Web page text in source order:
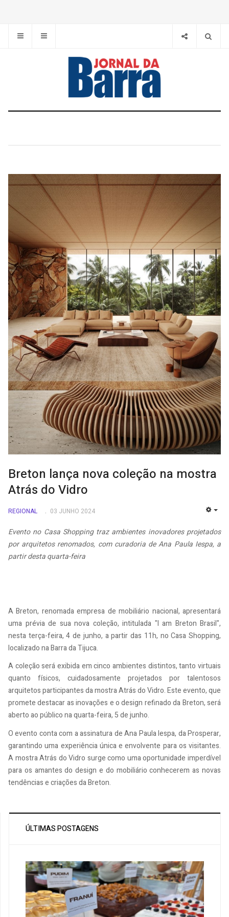
Breton lança nova coleção na mostra
Atrás do Vidro
REGIONAL 03 JUNHO 2024
Evento no Casa Shopping traz ambientes inovadores projetados
por arquitetos renomados, com curadoria de Ana Paula Iespa, a
partir desta quarta-feira
A Breton, renomada empresa de mobiliário nacional, apresentará
uma prévia de sua nova coleção, intitulada "I am Breton Brasil",
nesta terça-feira, 4 de junho, a partir das 11h, no Casa Shopping,
localizado na Barra da Tijuca.
A coleção será exibida em cinco ambientes distintos, tanto virtuais
quanto físicos, cuidadosamente projetados por talentosos
arquitetos participantes da mostra Atrás do Vidro. Este evento, que
promete destacar as inovações e o design refinado da Breton, será
aberto ao público na quarta-feira, 5 de junho.
O evento conta com a assinatura de Ana Paula Iespa, da Prosperar,
garantindo uma experiência única e envolvente para os visitantes.
A mostra Atrás do Vidro surge como uma oportunidade imperdível
para os amantes do design e do mobiliário conhecerem as novas
tendências e criações da Breton.
ÚLTIMAS POSTAGENS